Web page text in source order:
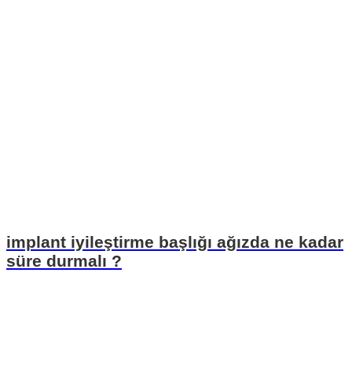
implant iyileştirme başlığı ağızda ne kadar
süre durmalı ?